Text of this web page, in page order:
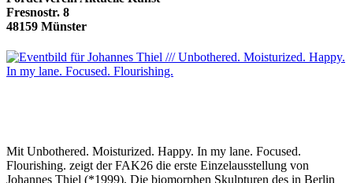
Fresnostr. 8
48159 Münster
Mit Unbothered. Moisturized. Happy. In my lane. Focused.
Flourishing. zeigt der FAK26 die erste Einzelausstellung von
Johannes Thiel (*1999). Die biomorphen Skulpturen des in Berlin